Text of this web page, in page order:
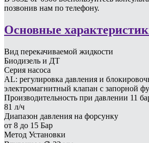
позвонив нам по телефону.
Основные
Вид перекачиваемой жидкости
Биодизель и ДТ
Серия насоса
AL: регулировка давления и
электромагнитный клапан с запорной
Производительность при давлении 11
81 л/ч
Диапазон давления на форсунку
от 8 до 15 Бар
Метод Установки